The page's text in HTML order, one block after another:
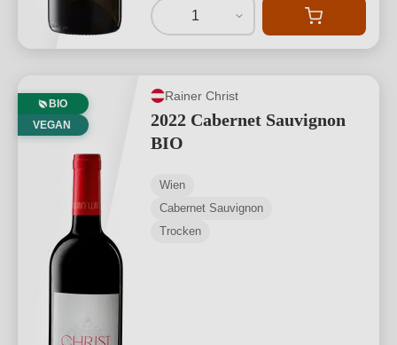
1
BIO
VEGAN
Rainer Christ
2022 Cabernet Sauvignon
BIO
Wien
Cabernet Sauvignon
Trocken